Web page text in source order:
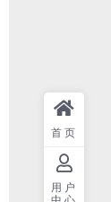
首页
用户